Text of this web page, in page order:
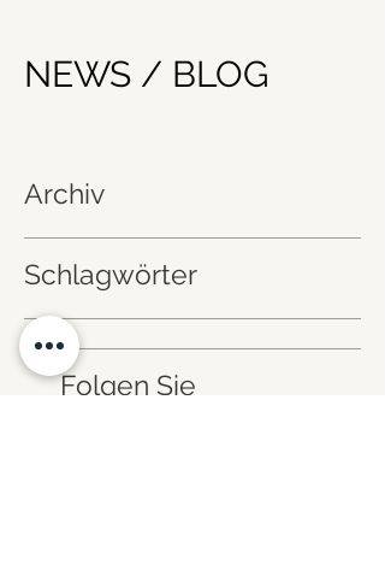
NEWS / BLOG
Archiv
Schlagwörter
Folgen Sie